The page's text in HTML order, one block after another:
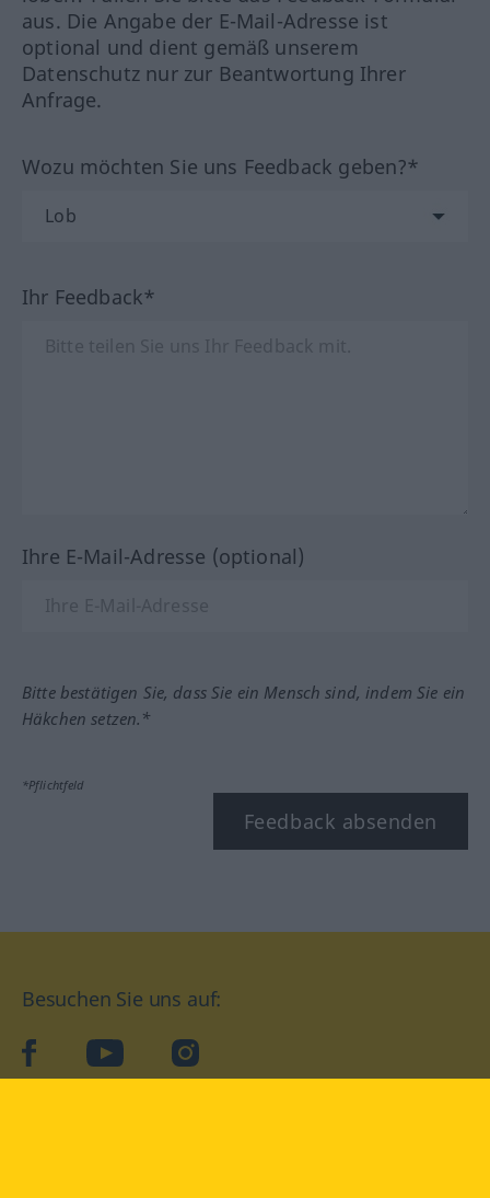
aus. Die Angabe der E-Mail-Adresse ist
optional und dient gemäß unserem
Datenschutz nur zur Beantwortung Ihrer
Anfrage.
Wozu möchten Sie uns Feedback geben?*
Ihr Feedback*
Ihre E-Mail-Adresse (optional)
Bitte bestätigen Sie, dass Sie ein Mensch sind, indem Sie ein
Häkchen setzen.*
*Pflichtfeld
Feedback absenden
Besuchen Sie uns auf:
facebookYouTube Instagram